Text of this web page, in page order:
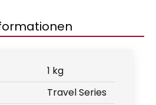
1 kg
Travel Series